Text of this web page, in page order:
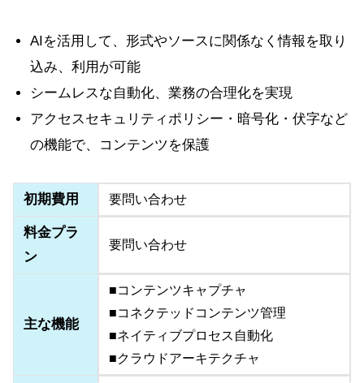
AIを活用して、形式やソースに関係なく情報を取り
込み、利用が可能
シームレスな自動化、業務の合理化を実現
アクセスセキュリティポリシー・暗号化・伏字など
の機能で、コンテンツを保護
初期費用 要問い合わせ
料金プラ
ン
要問い合わせ
主な機能
■コンテンツキャプチャ
■コネクテッドコンテンツ管理
■ネイティブプロセス自動化
■クラウドアーキテクチャ